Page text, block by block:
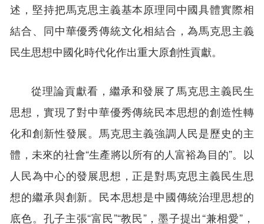
述，堅持把馬克思主義基本原理同中國具體實際相
結合、同中華優秀傳統文化相結合，為馬克思主義
民生思想中國化時代化作出重大原創性貢獻。
從理論貢獻看，繼承和發展了馬克思主義民生
思想，實現了對中華優秀傳統民本思想的創造性轉
化和創新性發展。馬克思主義強調人民是歷史的主
體，未來的社會“生產將以所有的人富裕為目的”。以
人民為中心的發展思想，正是對馬克思主義民生思
想的繼承與創新。民本思想是中國傳統治理思想的
底色。孔子主張“富民”“教民”，墨子提出“兼相愛”，